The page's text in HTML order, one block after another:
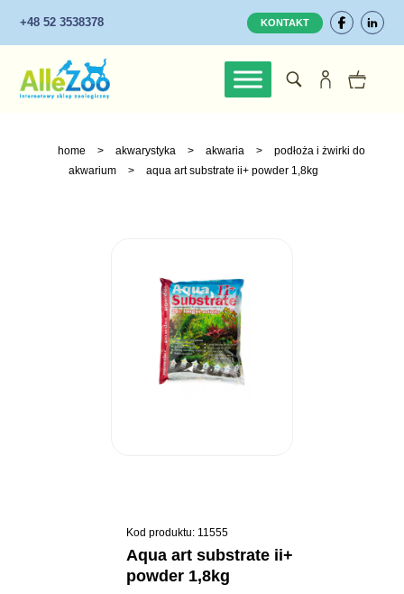
+48 52 3538378 KONTAKT
home > akwarystyka > akwaria >
podłoża i żwirki do
akwarium
> aqua art substrate ii+ powder 1,8kg
Kod produktu: 11555
aqua art substrate ii+
powder 1,8kg